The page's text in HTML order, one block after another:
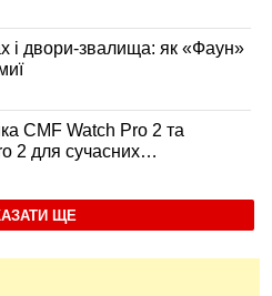
і двори-звалища: як «Фаун»
CMF Watch Pro 2 та
2 для сучасних
ЩЕ